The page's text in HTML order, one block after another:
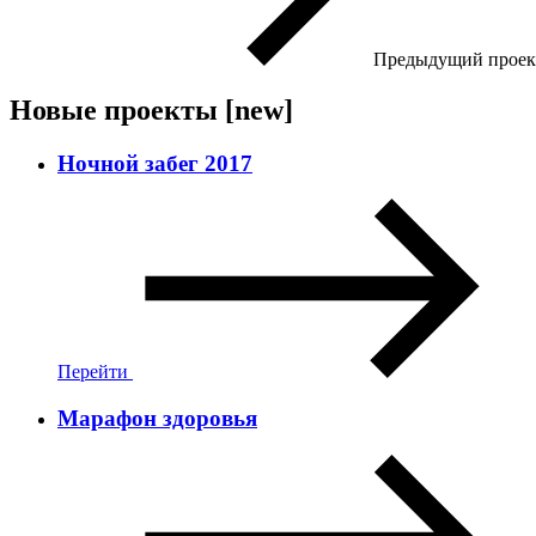
Предыдущий
Новые проекты [new]
Ночной забег 2017
Перейти
Марафон здоровья